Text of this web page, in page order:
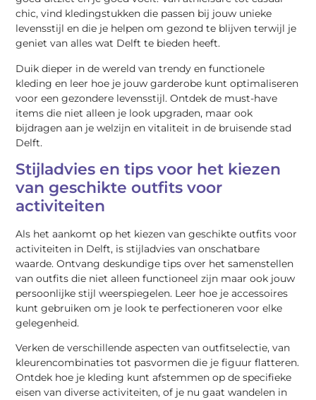
chic, vind kledingstukken die passen bij jouw unieke
levensstijl en die je helpen om gezond te blijven terwijl je
geniet van alles wat Delft te bieden heeft.
Duik dieper in de wereld van trendy en functionele
kleding en leer hoe je jouw garderobe kunt optimaliseren
voor een gezondere levensstijl. Ontdek de must-have
items die niet alleen je look upgraden, maar ook
bijdragen aan je welzijn en vitaliteit in de bruisende stad
Delft.
Stijladvies en tips voor het kiezen
van geschikte outfits voor
activiteiten
Als het aankomt op het kiezen van geschikte outfits voor
activiteiten in Delft, is stijladvies van onschatbare
waarde. Ontvang deskundige tips over het samenstellen
van outfits die niet alleen functioneel zijn maar ook jouw
persoonlijke stijl weerspiegelen. Leer hoe je accessoires
kunt gebruiken om je look te perfectioneren voor elke
gelegenheid.
Verken de verschillende aspecten van outfitselectie, van
kleurencombinaties tot pasvormen die je figuur flatteren.
Ontdek hoe je kleding kunt afstemmen op de specifieke
eisen van diverse activiteiten, of je nu gaat wandelen in